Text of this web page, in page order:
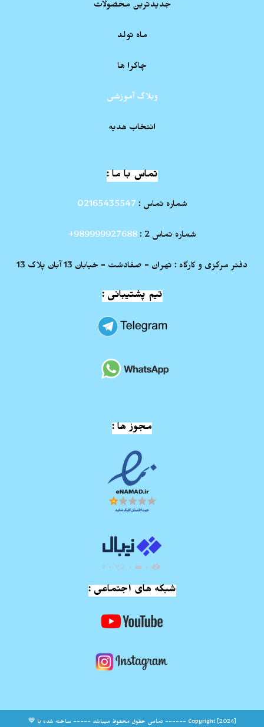
جدیدترین محصولات
ماه تولد
چاکرا ها
وبلاگ آموزشی
انتخاب هدیه
تماس با ما :
شماره تماس : 02165435547
شماره تماس 2 : 989999927688+
دفتر مرکزی و کارگاه : تهران - صفادشت - خیابان 13 آبان پلاک 13
تیم پشتیبانی :
مجوز ها :
شبکه های اجتماعی :
Copyright [2024] ------ تمامی حقوق محفوظ میباشد ----- ساخته شده با 💙